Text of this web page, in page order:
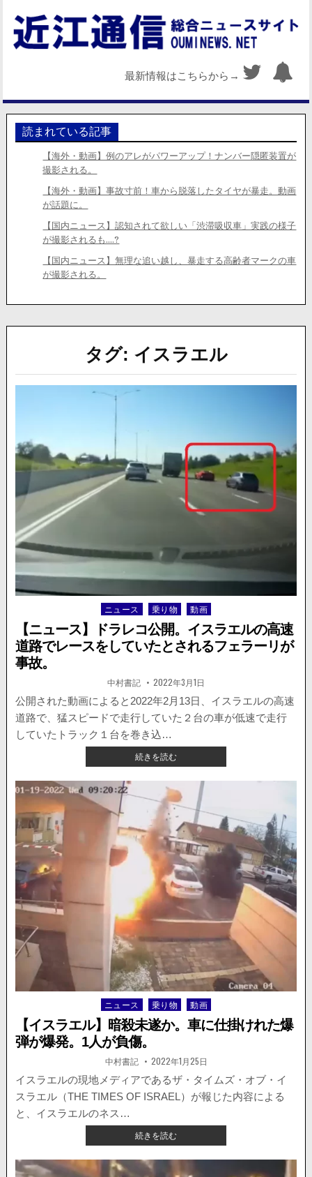
最新情報はこちらから→
読まれている記事
【海外・動画】例のアレがパワーアップ！ナンバー隠匿装置が
撮影される。
【海外・動画】事故寸前！車から脱落したタイヤが暴走。動画
が話題に。
【国内ニュース】認知されて欲しい「渋滞吸収車」実践の様子
が撮影されるも….?
【国内ニュース】無理な追い越し、暴走する高齢者マークの車
が撮影される。
タグ: イスラエル
Posted
in
ニュース 乗り物 動画
【ニュース】ドラレコ公開。イスラエルの高速
道路でレースをしていたとされるフェラーリが
事故。
著
者:
中村書記 掲
載
日：
2022年3月1日
公開された動画によると2022年2月13日、イスラエルの高速
道路で、猛スピードで走行していた２台の車が低速で走行
していたトラック１台を巻き込…
続きを読む【ニ
ュ
ー
ス】
ド
ラ
レ
コ
公
開。
イ
ス
ラ
ル
の
速
道
路
レ
ス
を
し
て
た
Posted
in
ニュース 乗り物 動画
【イスラエル】暗殺未遂か。車に仕掛けれた爆
弾が爆発。1人が負傷。
著
者:
中村書記 掲
載
日：
2022年1月25日
イスラエルの現地メディアであるザ・タイムズ・オブ・イ
スラエル（THE TIMES OF ISRAEL）が報じた内容による
と、イスラエルのネス…
続きを読む【イ
ス
ラ
エ